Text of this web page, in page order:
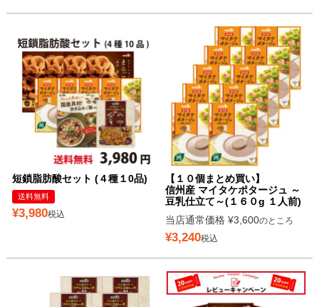
短鎖脂肪酸セット (４種１0品)
送料無料
¥3,980税込
【１０個まとめ買い】
信州産 マイタケポタージュ ～
豆乳仕立て～(１６０g １人前)
当店通常価格 ¥3,600のところ
¥3,240税込